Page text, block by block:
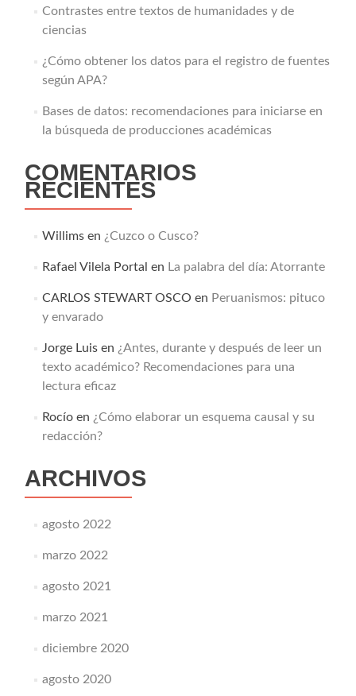
Contrastes entre textos de humanidades y de
ciencias
¿Cómo obtener los datos para el registro de fuentes
según APA?
Bases de datos: recomendaciones para iniciarse en
la búsqueda de producciones académicas
COMENTARIOS
RECIENTES
Willimsen ¿Cuzco o Cusco?
Rafael Vilela Portal en La palabra del día: Atorrante
CARLOS STEWART OSCO en Peruanismos: pituco
y envarado
Jorge Luisen ¿Antes, durante y después de leer un
texto académico? Recomendaciones para una
lectura eficaz
Rocíoen ¿Cómo elaborar un esquema causal y su
redacción?
ARCHIVOS
agosto 2022
marzo 2022
agosto 2021
marzo 2021
diciembre 2020
agosto 2020